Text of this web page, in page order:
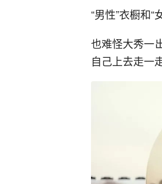
“男性”衣橱和
也难怪大秀一
自己上去走一